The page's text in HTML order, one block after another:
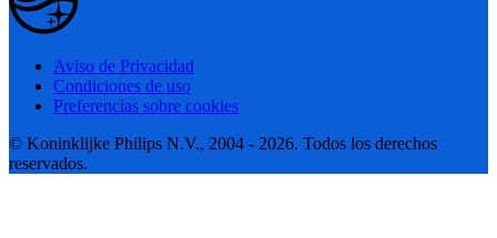
Aviso de Privacidad
Condiciones de uso
Preferencias sobre cookies
© Koninklijke Philips N.V., 2004 - 2026. Todos los derechos
reservados.